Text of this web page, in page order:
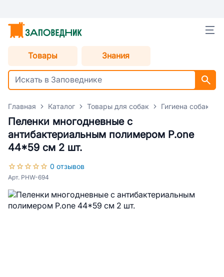
Товары Знания
Главная Каталог Товары для собак Гигиена собак
Пеленки многодневные с
антибактериальным полимером P.one
44*59 см 2 шт.
0 отзывов
Арт. PHW-694